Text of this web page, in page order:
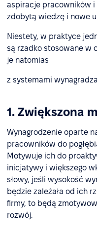
aspiracje pracowników
zdobytą wiedzę i nowe
Niestety, w praktyce
są rzadko stosowane w
je natomias
z systemami
1. Zwiększona
Wynagrodzenie oparte
pracowników do
Motywuje ich do
inicjatywy i większego
słowy, jeśli wysokość
będzie zależała od ich
firmy, to będą
rozwój.